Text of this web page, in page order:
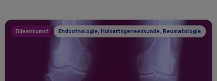
Bijeenkomst Endocrinologie, Huisartsgeneeskunde, Reumatologie